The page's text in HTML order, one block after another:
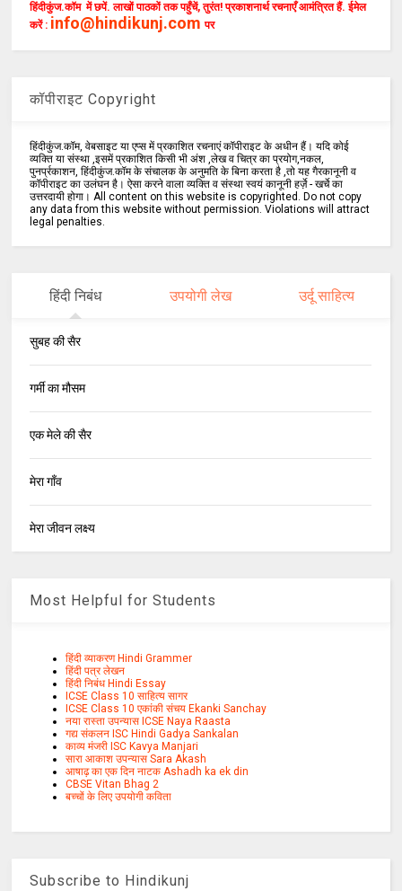
हिंदीकुंज.कॉम में छपें. लाखों पाठकों तक पहुँचें, तुरंत! प्रकाशनार्थ रचनाएँ आमंत्रित हैं. ईमेल
करें : info@hindikunj.com पर
कॉपीराइट Copyright
हिंदीकुंज.कॉम, वेबसाइट या एप्स में प्रकाशित रचनाएं कॉपीराइट के अधीन हैं। यदि कोई
व्यक्ति या संस्था ,इसमें प्रकाशित किसी भी अंश ,लेख व चित्र का प्रयोग,नकल,
पुनर्प्रकाशन, हिंदीकुंज.कॉम के संचालक के अनुमति के बिना करता है ,तो यह गैरकानूनी व
कॉपीराइट का उलंघन है। ऐसा करने वाला व्यक्ति व संस्था स्वयं कानूनी हर्ज़े - खर्चे का
उत्तरदायी होगा। All content on this website is copyrighted. Do not copy
any data from this website without permission. Violations will attract
legal penalties.
हिंदी निबंध उपयोगी लेख उर्दू साहित्य
सुबह की सैर
गर्मी का मौसम
एक मेले की सैर
मेरा गाँव
मेरा जीवन लक्ष्य
Most Helpful for Students
हिंदी व्याकरण Hindi Grammer
हिंदी पत्र लेखन
हिंदी निबंध Hindi Essay
ICSE Class 10 साहित्य सागर
ICSE Class 10 एकांकी संचय Ekanki Sanchay
नया रास्ता उपन्यास ICSE Naya Raasta
गद्य संकलन ISC Hindi Gadya Sankalan
काव्य मंजरी ISC Kavya Manjari
सारा आकाश उपन्यास Sara Akash
आषाढ़ का एक दिन नाटक Ashadh ka ek din
CBSE Vitan Bhag 2
बच्चों के लिए उपयोगी कविता
Subscribe to Hindikunj